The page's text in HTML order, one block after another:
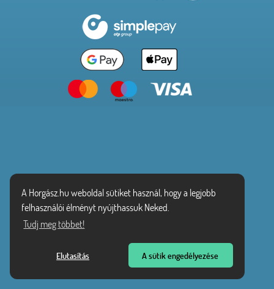
A Horgász.hu weboldal sütiket használ, hogy a legjobb
felhasználói élményt nyújthassuk Neked.
Tudj meg többet!
Elutasítás A sütik engedélyezése